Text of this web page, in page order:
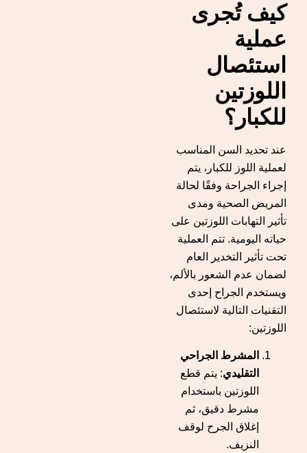
كيف تُجرى
عملية
استئصال
اللوزتين
للكبار؟
عند تحديد السن المناسب
لعملية اللوز للكبار، يتم
إجراء الجراحة وفقًا لحالة
المريض الصحية ومدى
تأثير التهابات اللوزتين على
حياته اليومية. تتم العملية
تحت تأثير التخدير العام
لضمان عدم الشعور بالألم،
ويستخدم الجراح إحدى
التقنيات التالية لاستئصال
اللوزتين:
المشرط الجراحي
التقليدي: يتم قطع
اللوزتين باستخدام
مشرط دقيق، ثم
إغلاق الجرح لوقف
النزيف.